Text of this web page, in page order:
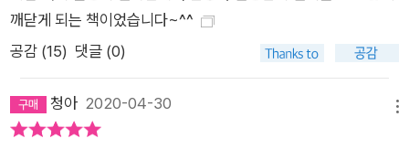
하겠지만 그의 문체와 통찰력을 사랑하는 많은 독자들에게도 좋
은 선물이 될 것이다.
깨닫게 되는 책이었습니다~^^
공감 (15) 댓글 (0)
청아 2020-04-30